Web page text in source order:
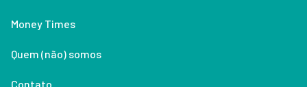
Money Times
Quem (não) somos
Contato